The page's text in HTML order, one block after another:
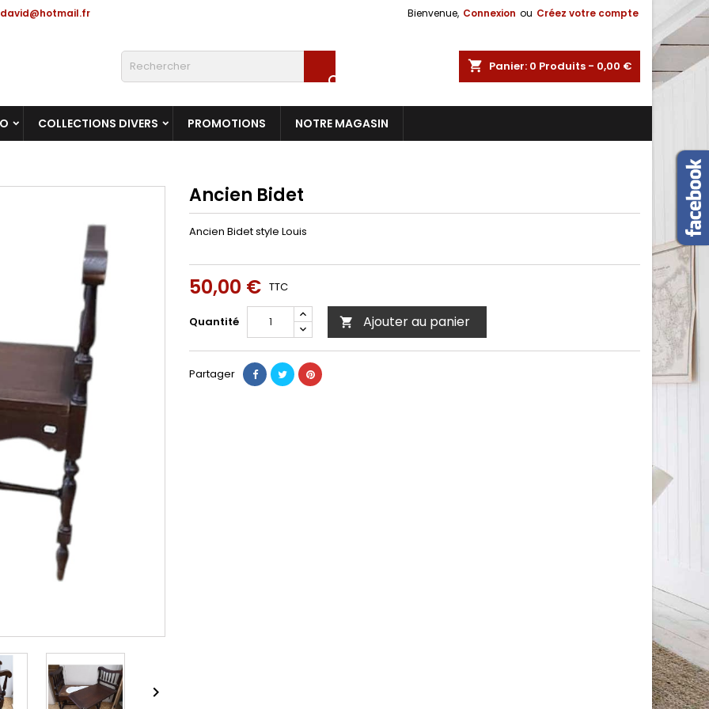
Bienvenue, Connexion ou Créez votre compte
shopping_cart Panier: 0 Produits - 0,00 €

COLLECTIONS DIVERS PROMOTIONS NOTRE MAGASIN

Ancien Bidet
Ancien Bidet style Louis
50,00 € TTC
Quantité  Ajouter au panier
Partager